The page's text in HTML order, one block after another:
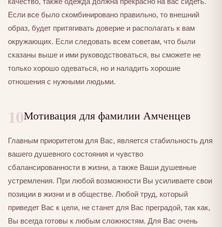
Если все было скомбинировано правильно, то внешний
образ, будет притягивать доверие и располагать к вам
окружающих. Если следовать всем советам, что были
сказаны выше и ими руководствоваться, вы сможете не
только хорошо одеваться, но и наладить хорошие
отношения с нужными людьми.
10Мотивация для фамилии Амченцев
Главным приоритетом для Вас, является стабильность для
вашего душевного состояния и чувство
сбалансированности в жизни, а также Ваши душевные
устремления. При любой возможности Вы усиливаете свои
позиции в жизни и в обществе. Любой труд, который
приведет Вас к цели, не станет для Вас преградой, так как,
Вы всегда готовы к любым сложностям. Для Вас очень